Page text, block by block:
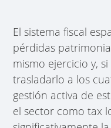
El sistema fiscal
pérdidas
mismo ejercicio y,
trasladarlo a los
gestión activa de
el sector como tax